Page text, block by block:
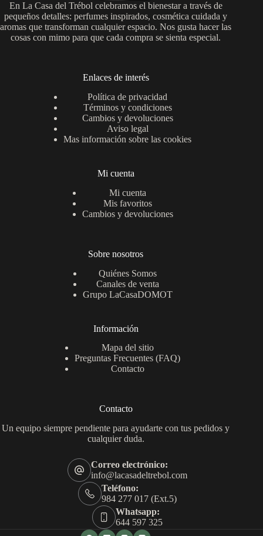
En La Casa del Trébol celebramos el bienestar a través de
pequeños detalles: perfumes inspirados, cosmética cuidada y
aromas que transforman cualquier espacio. Nos gusta hacer las
cosas con mimo para que cada compra se sienta especial.
Enlaces de interés
Política de privacidad
Términos y condiciones
Cambios y devoluciones
Aviso legal
Mas información sobre las cookies
Mi cuenta
Mi cuenta
Mis favoritos
Cambios y devoluciones
Sobre nosotros
Quiénes Somos
Canales de venta
Grupo LaCasaDOMOT
Información
Mapa del sitio
Preguntas Frecuentes (FAQ)
Contacto
Contacto
Un equipo siempre pendiente para ayudarte con tus pedidos y
cualquier duda.
Correo electrónico:
info@lacasadeltrebol.com
Teléfono:
984 277 017 (Ext.5)
Whatsapp:
644 597 325